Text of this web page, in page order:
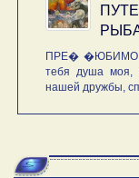
ПРЕ�
тебя душа моя,
нашей дружбы,